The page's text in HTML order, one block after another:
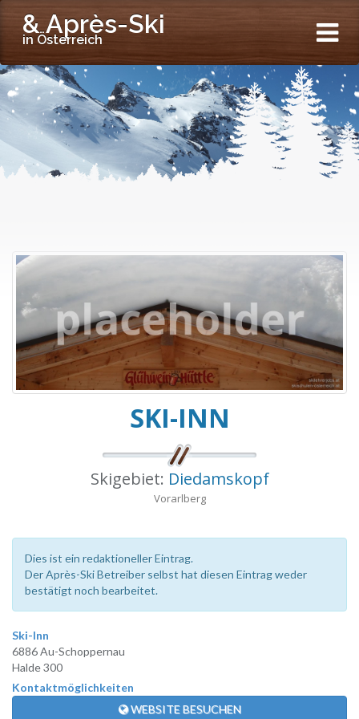
& Après-Ski
in Österreich
SKI-INN
Skigebiet: Diedamskopf
Vorarlberg
Dies ist ein redaktioneller Eintrag.
Der Après-Ski Betreiber selbst hat diesen Eintrag weder
bestätigt noch bearbeitet.
Ski-Inn
6886 Au-Schoppernau
Halde 300
Kontaktmöglichkeiten
WEBSITE BESUCHEN